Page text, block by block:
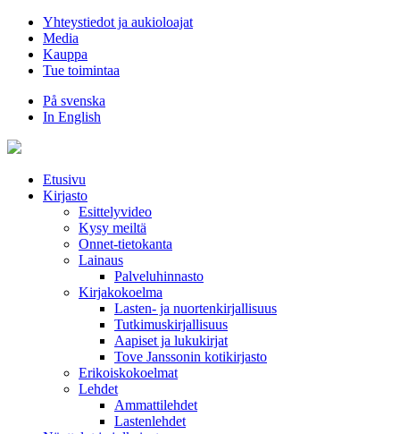
Hyppää
sisältöön
Yhteystiedot ja aukioloajat
Media
Kauppa
Tue toimintaa
På svenska
In English
Etusivu
Kirjasto
Esittelyvideo
Kysy meiltä
Onnet-tietokanta
Lainaus
Palveluhinnasto
Kirjakokoelma
Lasten- ja nuortenkirjallisuus
Tutkimuskirjallisuus
Aapiset ja lukukirjat
Tove Janssonin kotikirjasto
Erikoiskokoelmat
Lehdet
Ammattilehdet
Lastenlehdet